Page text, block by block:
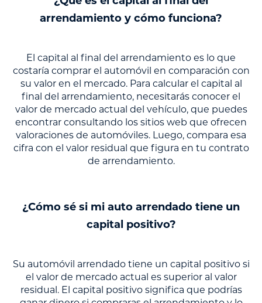
arrendamiento y cómo funciona?
El capital al final del arrendamiento es lo que
costaría comprar el automóvil en comparación con
su valor en el mercado. Para calcular el capital al
final del arrendamiento, necesitarás conocer el
valor de mercado actual del vehículo, que puedes
encontrar consultando los sitios web que ofrecen
valoraciones de automóviles. Luego, compara esa
cifra con el valor residual que figura en tu contrato
de arrendamiento.
¿Cómo sé si mi auto arrendado tiene un
capital positivo?
Su automóvil arrendado tiene un capital positivo si
el valor de mercado actual es superior al valor
residual. El capital positivo significa que podrías